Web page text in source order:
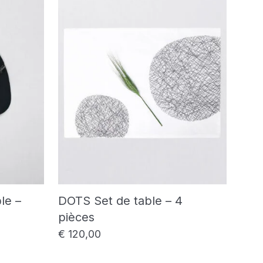
–
DOTS Set de table – 4
pièces
€ 120,00